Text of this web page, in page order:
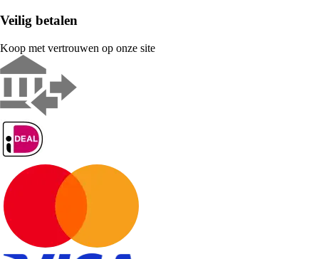
Veilig betalen
Koop met vertrouwen op onze site